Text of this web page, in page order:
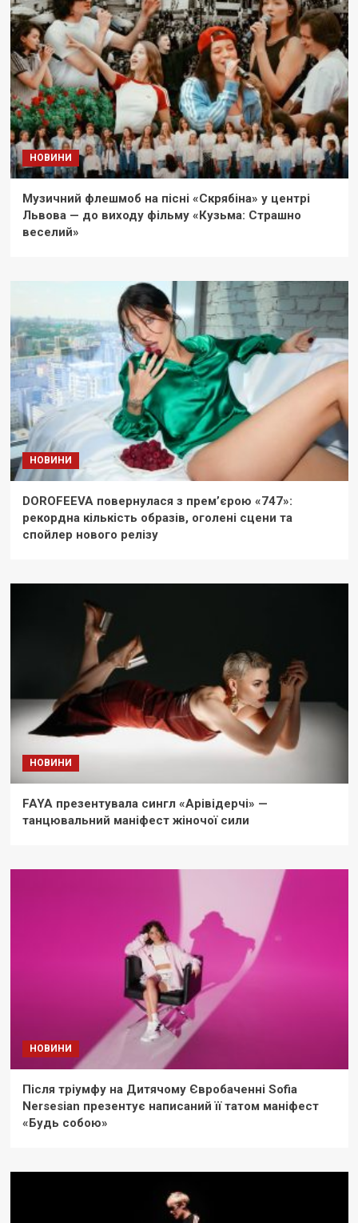
НОВИНИ
Музичний флешмоб на пісні «Скрябіна» у центрі
Львова — до виходу фільму «Кузьма: Страшно
веселий»
НОВИНИ
DOROFEEVA повернулася з прем’єрою «747»:
рекордна кількість образів, оголені сцени та
спойлер нового релізу
НОВИНИ
FAYA презентувала сингл «Арівідерчі» —
танцювальний маніфест жіночої сили
НОВИНИ
Після тріумфу на Дитячому Євробаченні Sofia
Nersesian презентує написаний її татом маніфест
«Будь собою»